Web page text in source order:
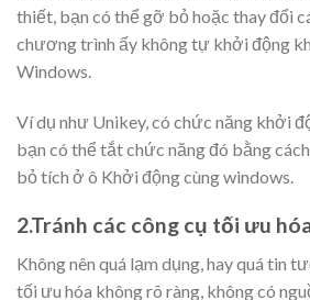
thiết, bạn có thể gỡ bỏ hoặc thay đổi
chương trình ấy không tự khởi động
Windows.
Ví dụ như Unikey, có chức năng khởi
bạn có thể tắt chức năng đó bằng
bỏ tích ở ô Khởi động cùng windows.
2.Tránh các công cụ tối ưu
Không nên quá lạm dụng, hay quá tin
tối ưu hóa không rõ ràng, không có